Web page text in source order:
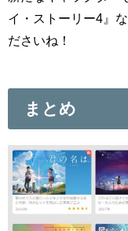
イ・ストーリー4』
ださいね！
まとめ